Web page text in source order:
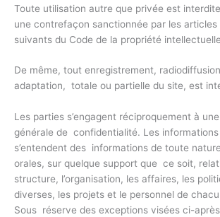
Toute utilisation autre que privée est
une contrefaçon sanctionnée par les
suivants du Code de la propriété
De même, tout enregistrement,
adaptation, totale ou partielle du site, est
Les parties s’engagent réciproquement à
générale de confidentialité. Les
s’entendent des informations de toute
orales, sur quelque support que ce soit,
structure, l’organisation, les affaires, les
diverses, les projets et le personnel de
Sous réserve des exceptions visées ci-